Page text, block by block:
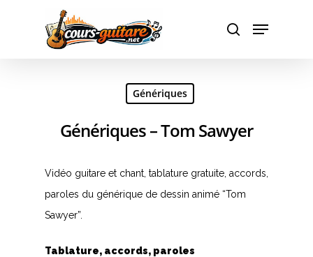
Hit enter to search or ESC to close
Génériques
Génériques – Tom Sawyer
Vidéo guitare et chant, tablature gratuite, accords,
paroles du générique de dessin animé “Tom
Sawyer”.
Tablature, accords, paroles